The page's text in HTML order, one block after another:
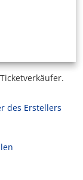
des Erstellers